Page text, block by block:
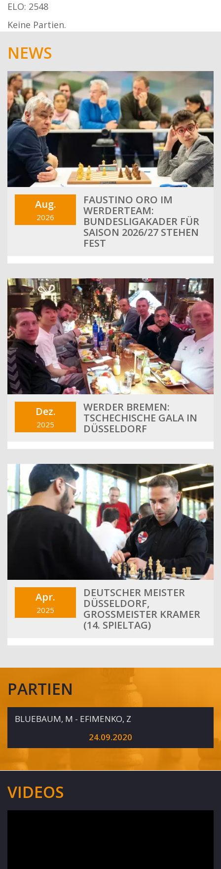
ELO: 2548
Keine Partien.
NEWS
Aug.
2026
FAUSTINO ORO IM
WERDERTEAM:
BUNDESLIGAKADER FÜR
SAISON 2026/27 STEHEN
FEST
Dez.
2025
WERDER BREMEN:
TSCHECHISCHE GALA IN
DÜSSELDORF
Apr.
2025
DEUTSCHER MEISTER
DÜSSELDORF,
GROSSMEISTER KRAMER (
14. SPIELTAG)
PARTIEN
BLUEBAUM, M - EFIMENKO, Z
24.09.2020
VIDEOS